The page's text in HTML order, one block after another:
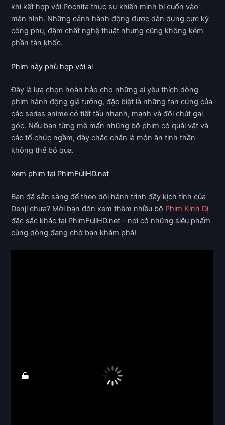
khi kết hợp với Pochita thực sự khiến mình bị cuốn vào
màn hình. Những cảnh hành động được dàn dựng cực kỳ
công phu, đậm chất nghệ thuật nhưng cũng không kém
phần tàn khốc.
Phim này phù hợp với ai
Đây là lựa chọn hoàn hảo cho những ai yêu thích dòng
phim hành động giả tưởng, đặc biệt là những fan cứng của
các series anime có tiết tấu nhanh, mạnh và đôi chút gai
góc. Nếu bạn từng mê mẩn những bộ phim có quái vật và
các tổ chức ngầm, đây chắc chắn là món ăn tinh thần
không thể bỏ qua.
Xem phim tại PhimFullHD.net
Bạn đã sẵn sàng để theo dõi hành trình đầy kịch tính của
Denji chưa? Mời bạn đón xem thêm nhiều bộ Phim Kinh Dị
đặc sắc khác tại PhimFullHD.net – nơi có những siêu phẩm
cùng dòng đang chờ bạn khám phá!